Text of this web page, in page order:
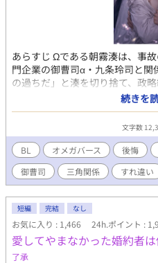
あらすじ Ωである朝霧湊は、事
門企業の御曹司α・九条玲司と関
の過ちだ」と湊を切り捨て、政
選んだ。 深く傷ついた湊は、彼
――。 湊の身体は、これまで誰
Ω』として覚醒する。 その瞬間
だったと知る。 「戻ってきてく
玲司。 だが湊の隣には、自分を
伊織がいた。 「あなたは俺を捨
執着する第二のα、そして希少Ω
くないΩが最後に選ぶ相手とは
速する、すれ違いオメガバース
続きを
文字数
BL オメガバース 後悔
御曹司
三角関係 すれ違い
短編 完結 なし
お気に入り : 1,466 24h.ポイント :
愛してやまなかった婚約者
了承